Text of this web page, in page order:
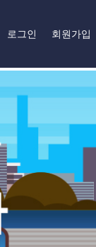
로그인 회원가입